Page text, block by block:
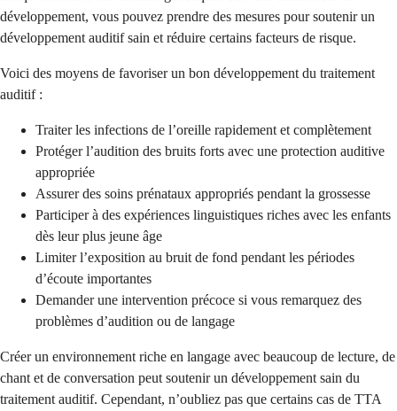
développement, vous pouvez prendre des mesures pour soutenir un
développement auditif sain et réduire certains facteurs de risque.
Voici des moyens de favoriser un bon développement du traitement
auditif :
Traiter les infections de l’oreille rapidement et complètement
Protéger l’audition des bruits forts avec une protection auditive
appropriée
Assurer des soins prénataux appropriés pendant la grossesse
Participer à des expériences linguistiques riches avec les enfants
dès leur plus jeune âge
Limiter l’exposition au bruit de fond pendant les périodes
d’écoute importantes
Demander une intervention précoce si vous remarquez des
problèmes d’audition ou de langage
Créer un environnement riche en langage avec beaucoup de lecture, de
chant et de conversation peut soutenir un développement sain du
traitement auditif. Cependant, n’oubliez pas que certains cas de TTA